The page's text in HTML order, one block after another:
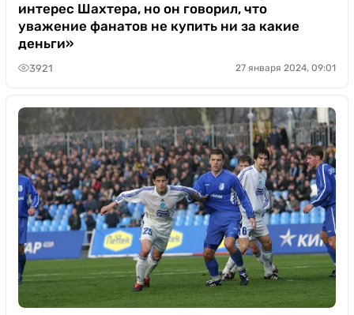
интерес Шахтера, но он говорил, что
уважение фанатов не купить ни за какие
деньги»
3921 27 января 2024, 09:01